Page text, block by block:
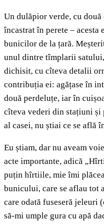
Un dulăpior verde, cu
încastrat în perete – acesta
bunicilor de la țară.
unul dintre tîmplarii
dichisit, cu cîteva detalii
contribuția ei: agățase în
două perdeluțe, iar în
cîteva vederi din stațiuni și
al casei, nu știai ce se află
Eu știam, dar nu aveam
acte importante, adică
puțin hîrtiile, mie îmi
bunicului, care se aflau tot
care odată fuseseră jeleuri
să-mi umple gura cu apă